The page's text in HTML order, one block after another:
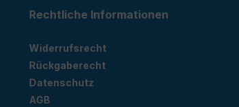
Rechtliche Informationen
Widerrufsrecht
Rückgaberecht
Datenschutz
AGB